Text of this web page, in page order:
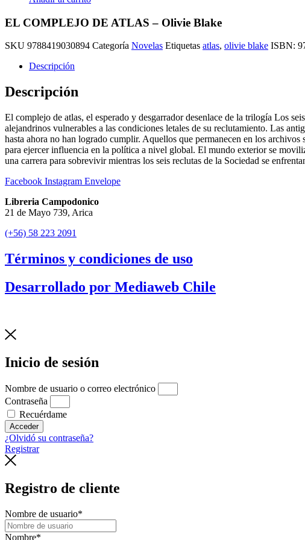
EL COMPLEJO DE ATLAS – Olivie Blake
SKU 9788419030894 Categoría Novelas Etiquetas atlas, olivie blake ISBN:
Descripción
Descripción
El complejo de atlas, el esperado y desgarrador desenlace de la trilogía Los
alejandrinos vulnerables a las condiciones letales de su reclutamiento. Las
hasta ahora no han logrado cumplir. Aquellos que permanecen en los
para ejercer influencia en la política a nivel global. El mundo exterior se
una carrera para sobrevivir mientras los seis reclutas de la Sociedad se
Facebook Instagram Envelope
Libreria Campodonico
21 de Mayo 739, Arica
(+56) 58 223 2091
Términos y condiciones de uso
Desarrollado por Mediaweb Chile
Inicio de sesión
Nombre de usuario o correo electrónico
Contraseña
Recuérdame
Acceder
¿Olvidó su contraseña?
Registrar
Registro de cliente
Nombre de usuario*
Nombre*